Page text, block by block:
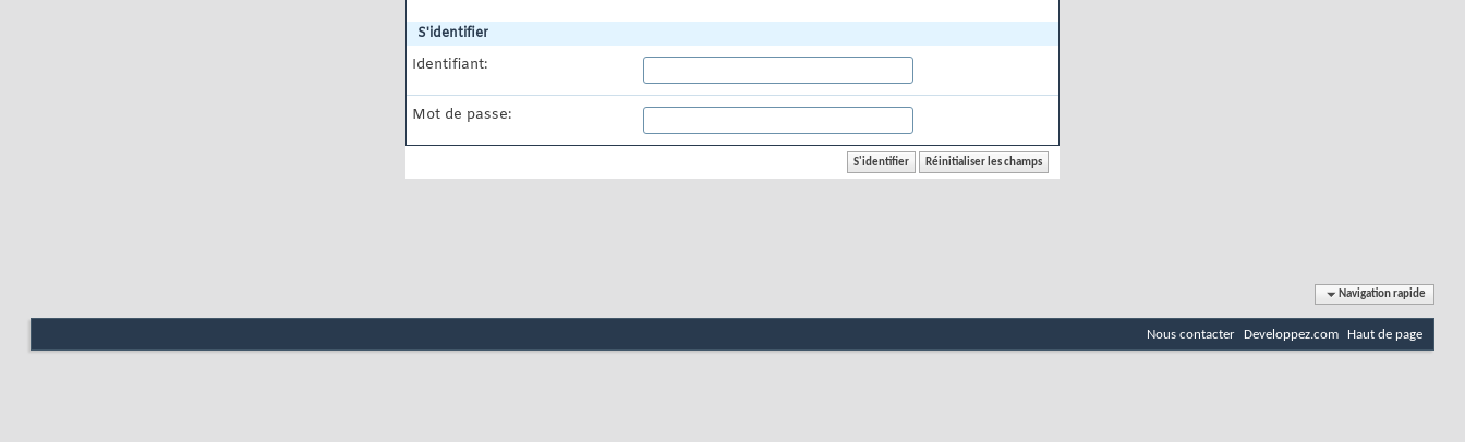
S'identifier
Identifiant:
Mot de passe:
Navigation rapide
Nous contacter Developpez.com Haut de page